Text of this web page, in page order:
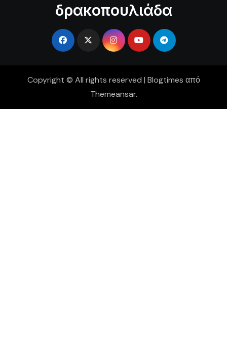
δρακοπουλιάδα
Copyright © All rights reserved | Blogtimes από
Themeansar.